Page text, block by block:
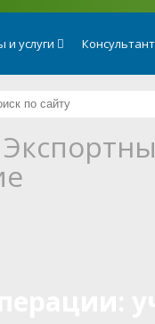
и услуги